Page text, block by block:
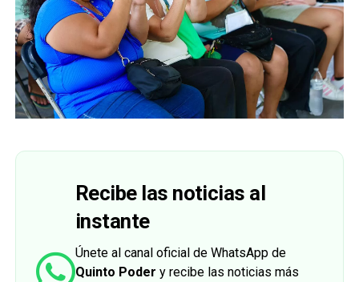
Recibe las noticias al
instante
Únete al canal oficial de WhatsApp de
Quinto Poder y recibe las noticias más